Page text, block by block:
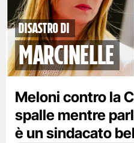
disastro di
marcinelle
Meloni contro la
spalle mentre
è un sindacato